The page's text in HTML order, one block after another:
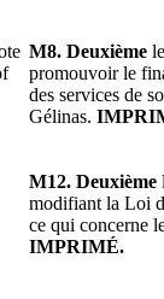
M8. Deuxième
promouvoir le
des services de
Gélinas.
M12. Deuxième
modifiant la Loi
ce qui concerne
IMPRIMÉ.